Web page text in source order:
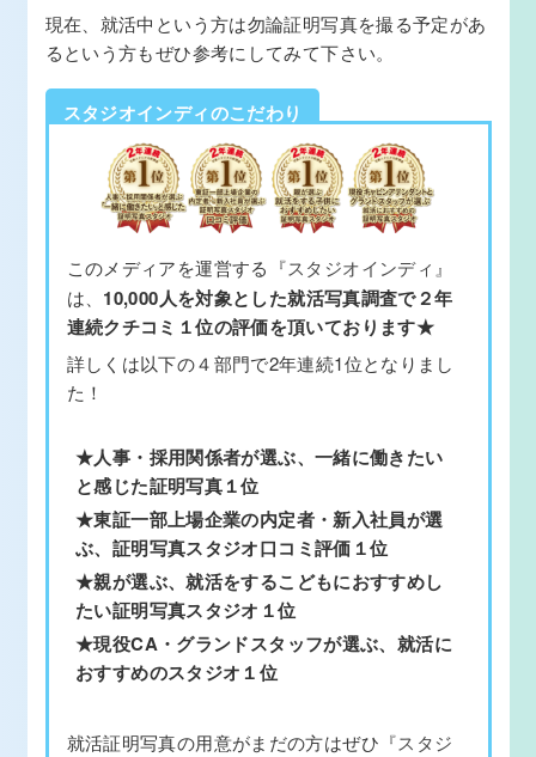
現在、就活中という方は勿論証明写真を撮る予定があ
るという方もぜひ参考にしてみて下さい。
スタジオインディのこだわり
このメディアを運営する 『スタジオインディ』
は、 10,000人を対象とした就活写真調査で２年
連続クチコミ１位の評価を頂いております★
詳しくは以下の４部門で2年連続1位となりまし
た！
★人事・採用関係者が選ぶ、一緒に働きたい
と感じた証明写真１位
★東証一部上場企業の内定者・新入社員が選
ぶ、証明写真スタジオ口コミ評価１位
★親が選ぶ、就活をするこどもにおすすめし
たい証明写真スタジオ１位
★現役CA・グランドスタッフが選ぶ、就活に
おすすめのスタジオ１位
就活証明写真の用意がまだの方はぜひ 『スタジ